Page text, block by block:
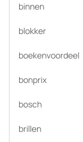
binnen
blokker
boekenvoordeel
bonprix
bosch
brillen